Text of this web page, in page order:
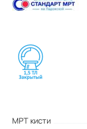
МРТ кисти